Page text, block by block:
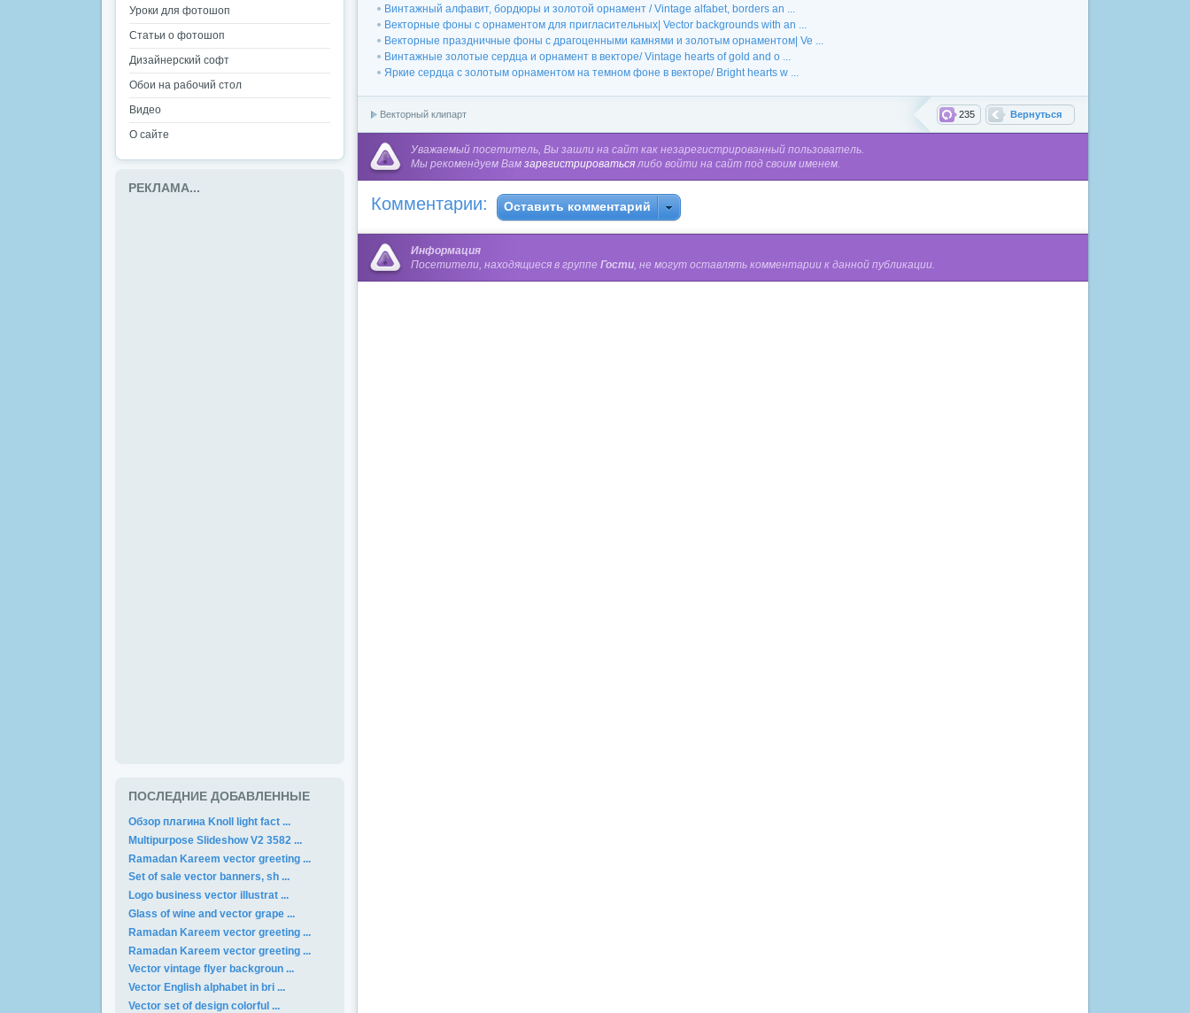
Винтажный алфавит, бордюры и золотой орнамент / Vintage alfabet, borders an ...
Векторные фоны с орнаментом для пригласительных| Vector backgrounds with an ...
Векторные праздничные фоны с драгоценными камнями и золотым орнаментом| Ve ...
Винтажные золотые сердца и орнамент в векторе/ Vintage hearts of gold and o ...
Яркие сердца с золотым орнаментом на темном фоне в векторе/ Bright hearts w ...
Вернуться
235
Векторный клипарт
Уважаемый посетитель, Вы зашли на сайт как незарегистрированный пользователь.
Мы рекомендуем Вам зарегистрироваться либо войти на сайт под своим именем.
Комментарии: Оставить комментарий
Информация
Посетители, находящиеся в группе Гости , не могут оставлять комментарии к данной публикации.
Уроки для фотошоп
Статьи о фотошоп
Дизайнерский софт
Обои на рабочий стол
Видео
О сайте
РЕКЛАМА...
ПОСЛЕДНИЕ ДОБАВЛЕННЫЕ
Обзор плагина Knoll light fact ...
Multipurpose Slideshow V2 3582 ...
Ramadan Kareem vector greeting ...
Set of sale vector banners, sh ...
Logo business vector illustrat ...
Glass of wine and vector grape ...
Ramadan Kareem vector greeting ...
Ramadan Kareem vector greeting ...
Vector vintage flyer backgroun ...
Vector English alphabet in bri ...
Vector set of design colorful ...